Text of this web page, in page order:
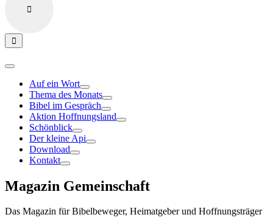
Auf ein Wort
Thema des Monats
Bibel im Gespräch
Aktion Hoffnungsland
Schönblick
Der kleine Api
Download
Kontakt
Magazin Gemeinschaft
Das Magazin für Bibelbeweger, Heimatgeber und Hoffnungsträger